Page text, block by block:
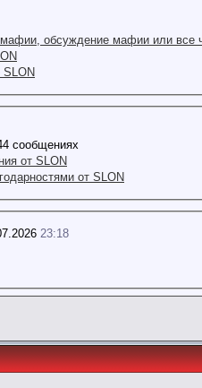
обсуждение мафии или все
SLON
сообщениях
от SLON
от SLON
23:18